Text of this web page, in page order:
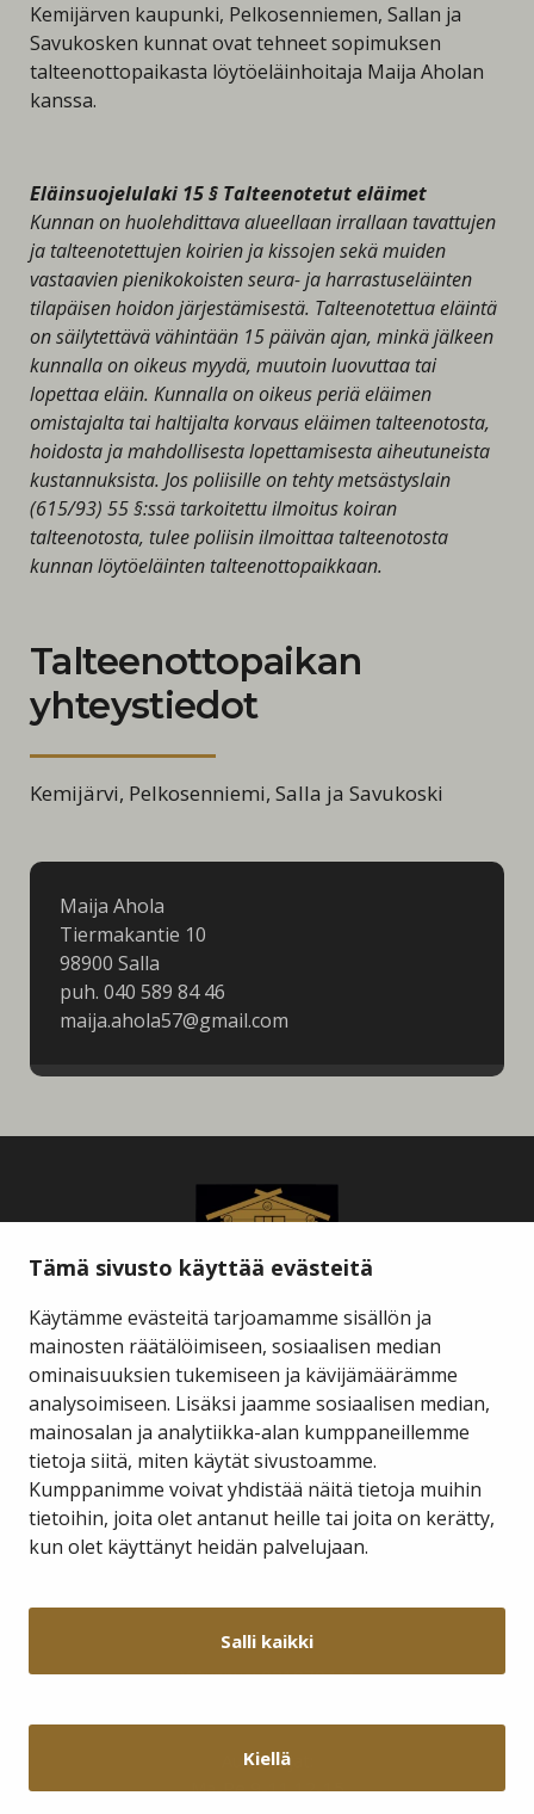
Tämä sivusto käyttää evästeitä
Käytämme evästeitä tarjoamamme sisällön ja
mainosten räätälöimiseen, sosiaalisen median
ominaisuuksien tukemiseen ja kävijämäärämme
analysoimiseen. Lisäksi jaamme sosiaalisen median,
mainosalan ja analytiikka-alan kumppaneillemme
tietoja siitä, miten käytät sivustoamme.
Kumppanimme voivat yhdistää näitä tietoja muihin
tietoihin, joita olet antanut heille tai joita on kerätty,
kun olet käyttänyt heidän palvelujaan.
Salli kaikki
Kiellä
Kemijärven kaupunki, Pelkosenniemen, Sallan ja
Savukosken kunnat ovat tehneet sopimuksen
talteenottopaikasta löytöeläinhoitaja Maija Aholan
kanssa.
Eläinsuojelulaki 15 § Talteenotetut eläimet
Kunnan on huolehdittava alueellaan irrallaan tavattujen
ja talteenotettujen koirien ja kissojen sekä muiden
vastaavien pienikokoisten seura- ja harrastuseläinten
tilapäisen hoidon järjestämisestä. Talteenotettua eläintä
on säilytettävä vähintään 15 päivän ajan, minkä jälkeen
kunnalla on oikeus myydä, muutoin luovuttaa tai
lopettaa eläin. Kunnalla on oikeus periä eläimen
omistajalta tai haltijalta korvaus eläimen talteenotosta,
hoidosta ja mahdollisesta lopettamisesta aiheutuneista
kustannuksista. Jos poliisille on tehty metsästyslain
(615/93) 55 §:ssä tarkoitettu ilmoitus koiran
talteenotosta, tulee poliisin ilmoittaa talteenotosta
kunnan löytöeläinten talteenottopaikkaan.
Talteenottopaikan
yhteystiedot
Kemijärvi, Pelkosenniemi, Salla ja Savukoski
Maija Ahola
Tiermakantie 10
98900 Salla
puh. 040 589 84 46
maija.ahola57@gmail.com
Savukosken kunta
Kauppakuja 2 A 1
98800 Savukoski
hallinto@savukoski.fi
Y-tunnus: 0210704-7
Aukioloajat:
Ma-Pe 9-11 12-15